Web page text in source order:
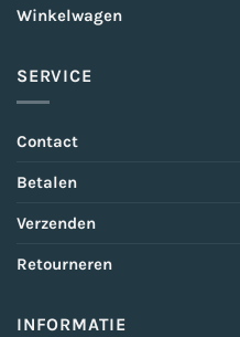
Winkelwagen
SERVICE
Contact
Betalen
Verzenden
Retourneren
INFORMATIE